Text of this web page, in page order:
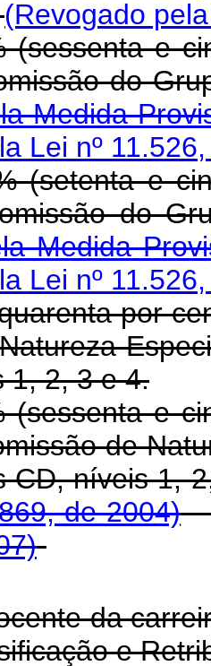
(Revogado
e
Comissão
Medida
Lei nº
e cinco
Medida
Lei nº
por
1, 2, 3 e 4.
(sessenta e
de
dos CD,
de 2004)
da
e